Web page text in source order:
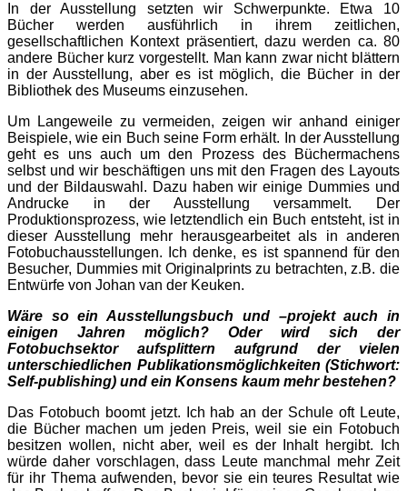
In der Ausstellung setzten wir Schwerpunkte. Etwa 10
Bücher werden ausführlich in ihrem zeitlichen,
gesellschaftlichen Kontext präsentiert, dazu werden ca. 80
andere Bücher kurz vorgestellt. Man kann zwar nicht blättern
in der Ausstellung, aber es ist möglich, die Bücher in der
Bibliothek des Museums einzusehen.
Um Langeweile zu vermeiden, zeigen wir anhand einiger
Beispiele, wie ein Buch seine Form erhält. In der Ausstellung
geht es uns auch um den Prozess des Büchermachens
selbst und wir beschäftigen uns mit den Fragen des Layouts
und der Bildauswahl. Dazu haben wir einige Dummies und
Andrucke in der Ausstellung versammelt. Der
Produktionsprozess, wie letztendlich ein Buch entsteht, ist in
dieser Ausstellung mehr herausgearbeitet als in anderen
Fotobuchausstellungen. Ich denke, es ist spannend für den
Besucher, Dummies mit Originalprints zu betrachten, z.B. die
Entwürfe von Johan van der Keuken.
Wäre so ein Ausstellungsbuch und –projekt auch in
einigen Jahren möglich? Oder wird sich der
Fotobuchsektor aufsplittern aufgrund der vielen
unterschiedlichen Publikationsmöglichkeiten (Stichwort:
Self-publishing) und ein Konsens kaum mehr bestehen?
Das Fotobuch boomt jetzt. Ich hab an der Schule oft Leute,
die Bücher machen um jeden Preis, weil sie ein Fotobuch
besitzen wollen, nicht aber, weil es der Inhalt hergibt. Ich
würde daher vorschlagen, dass Leute manchmal mehr Zeit
für ihr Thema aufwenden, bevor sie ein teures Resultat wie